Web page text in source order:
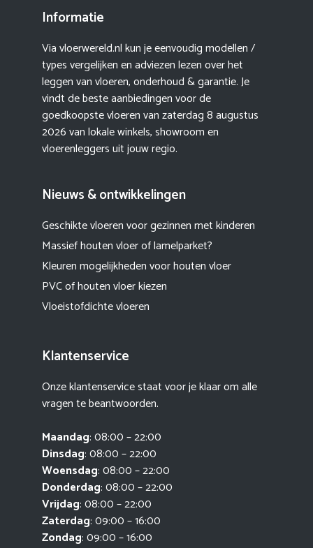
Informatie
Via vloerwereld.nl kun je eenvoudig modellen /
types vergelijken en adviezen lezen over het
leggen van vloeren, onderhoud & garantie. Je
vindt de beste aanbiedingen voor de
goedkoopste vloeren van zaterdag 8 augustus
2026 van lokale winkels, showroom en
vloerenleggers uit jouw regio.
Nieuws & ontwikkelingen
Geschikte vloeren voor gezinnen met kinderen
Massief houten vloer of lamelparket?
Kleuren mogelijkheden voor houten vloer
PVC of houten vloer kiezen
Vloeistofdichte vloeren
Klantenservice
Onze klantenservice staat voor je klaar om alle
vragen te beantwoorden.
Maandag: 08:00 – 22:00
Dinsdag: 08:00 – 22:00
Woensdag: 08:00 – 22:00
Donderdag: 08:00 – 22:00
Vrijdag: 08:00 – 22:00
Zaterdag: 09:00 – 16:00
Zondag: 09:00 – 16:00